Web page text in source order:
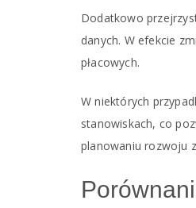
Dodatkowo
danych. W efekcie
płacowych.
W niektórych
stanowiskach, co
planowaniu rozwoju